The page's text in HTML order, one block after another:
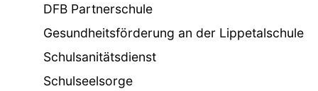
DFB Partnerschule
Gesundheitsförderung an der Lippetalschule
Schulsanitätsdienst
Schulseelsorge